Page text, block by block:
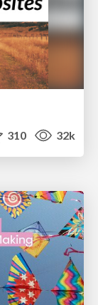
310 32k